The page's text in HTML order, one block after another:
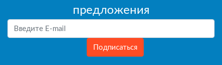
предложения
Подписаться